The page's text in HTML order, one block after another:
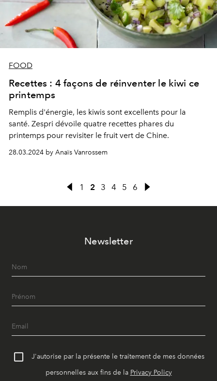
FOOD
Recettes : 4 façons de réinventer le kiwi ce
printemps
Remplis d'énergie, les kiwis sont excellents pour la
santé. Zespri dévoile quatre recettes phares du
printemps pour revisiter le fruit vert de Chine.
28.03.2024 by Anaïs Vanrossem
1 2 3 4 5 6
Newsletter
J'autorise par la présente le traitement de mes données
personnelles aux fins de la Privacy Policy